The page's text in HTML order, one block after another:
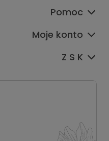
Pomoc
Moje konto
Z S K